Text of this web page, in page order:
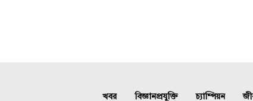
খবর বিজ্ঞানপ্রযুক্তি চ্যাম্পিয়ন